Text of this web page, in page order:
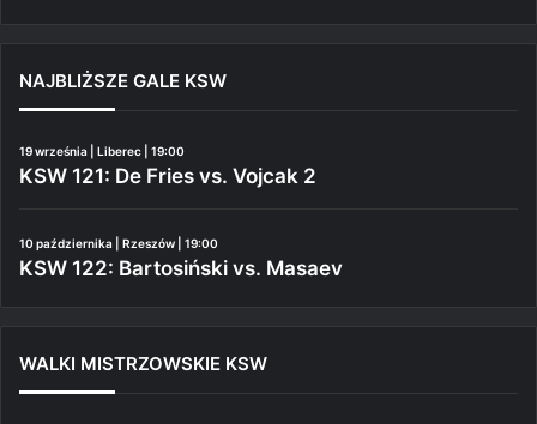
NAJBLIŻSZE GALE KSW
19 września | Liberec | 19:00
KSW 121: De Fries vs. Vojcak 2
10 października | Rzeszów | 19:00
KSW 122: Bartosiński vs. Masaev
WALKI MISTRZOWSKIE KSW